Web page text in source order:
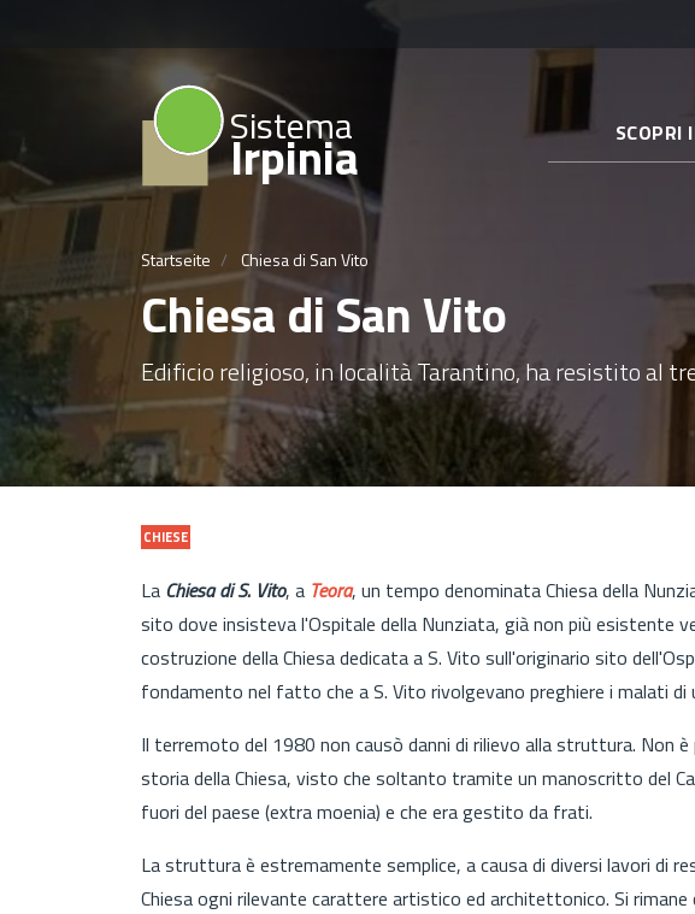
Sistema
Irpinia SCOPRI
Startseite Chiesa di San Vito
Chiesa di San Vito
Edificio religioso, in località Tarantino, ha resistito al
CHIESE
La Chiesa di S. Vito, a Teora, un tempo denominata Chiesa della
sito dove insisteva l'Ospitale della Nunziata, già non più esistente
costruzione della Chiesa dedicata a S. Vito sull'originario sito
fondamento nel fatto che a S. Vito rivolgevano preghiere i malati di
Il terremoto del 1980 non causò danni di rilievo alla struttura. Non
storia della Chiesa, visto che soltanto tramite un manoscritto del
fuori del paese (extra moenia) e che era gestito da frati.
La struttura è estremamente semplice, a causa di diversi lavori di
Chiesa ogni rilevante carattere artistico ed architettonico. Si